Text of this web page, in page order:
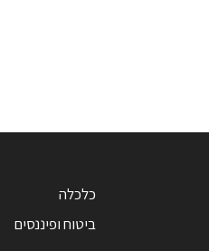
כלכלה
ביטוח ופיננסים